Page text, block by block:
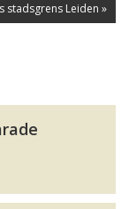
stadsgrens Leiden »